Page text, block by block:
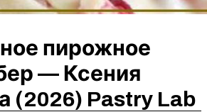
пирожное
— Ксения
(2026) Pastry Lab